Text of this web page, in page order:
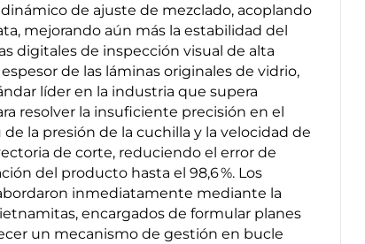
de ajuste de mezclado, acoplando
mejorando aún más la estabilidad del
digitales de inspección visual de alta
de las láminas originales de vidrio,
líder en la industria que supera
resolver la insuficiente precisión en el
la presión de la cuchilla y la velocidad de
de corte, reduciendo el error de
del producto hasta el 98,6 %. Los
inmediatamente mediante la
encargados de formular planes
un mecanismo de gestión en bucle